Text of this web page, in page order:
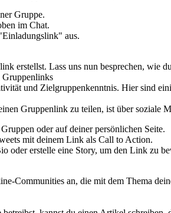
Gruppe.
im Chat.
aus.
erstellst. Lass uns nun besprechen, wie
Gruppenlinks
und Zielgruppenkenntnis. Hier sind
Gruppenlink zu teilen, ist über soziale
oder auf deiner persönlichen Seite.
mit deinem Link als Call to Action.
oder erstelle eine Story, um den Link zu
Communities an, die mit dem Thema